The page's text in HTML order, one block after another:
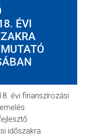
ÉVI
évi finanszírozási
időszakra